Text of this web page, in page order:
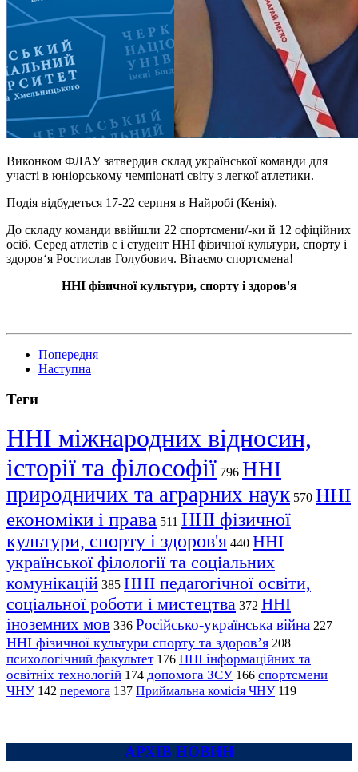
Виконком ФЛАУ затвердив склад української команди для
участі в юніорському чемпіонаті світу з легкої атлетики.
Подія відбудеться 17-22 серпня в Найробі (Кенія).
До складу команди ввійшли 22 спортсмени/-ки й 12 офіційних
осіб. Серед атлетів є і студент ННІ фізичної культури, спорту і
здоров‘я Ростислав Голубович. Вітаємо спортсмена!
ННІ фізичної культури, спорту і здоров'я
Попередня
Наступна
Теги
ННІ міжнародних відносин,
історії та філософії 796 ННІ
природничих та аграрних наук 570 ННІ
економіки і права 511 ННІ фізичної
культури, спорту і здоров'я 440 ННІ
української філології та соціальних
комунікацій 385 ННІ педагогічної освіти,
соціальної роботи і мистецтва 372 ННІ
іноземних мов 336 Російсько-українська війна 227
ННІ фізичної культури спорту та здоров’я 208
психологічний факультет 176 ННІ інформаційних та
освітніх технологій 174 допомога ЗСУ 166 спортсмени
ЧНУ 142 перемога 137 Приймальна комісія ЧНУ 119
АРХІВ НОВИН